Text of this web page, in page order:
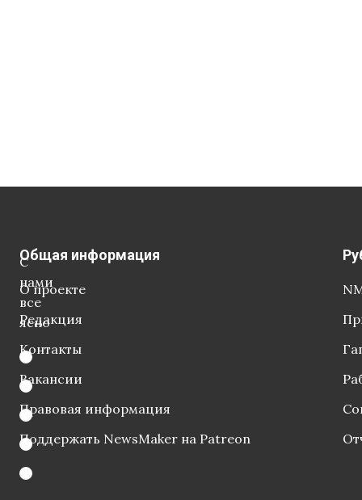
С
нами
все
ясно
Общая информация
О проекте
Редакция
Контакты
Вакансии
Правовая информация
Поддержать NewsMaker на Patreon